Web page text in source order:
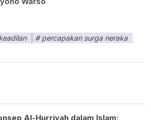
percapakan surga neraka
Al-Hurriyah dalam Islam: